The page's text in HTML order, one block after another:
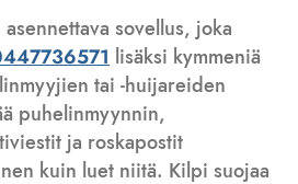
sovellus, joka
lisäksi kymmeniä
tai -huijareiden
puhelinmyynnin,
ja roskapostit
kuin luet niitä. Kilpi suojaa